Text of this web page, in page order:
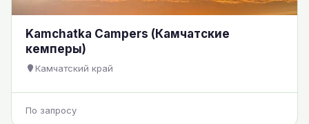
Kamchatka Campers (Камчатские
кемперы)
Камчатский край
По запросу